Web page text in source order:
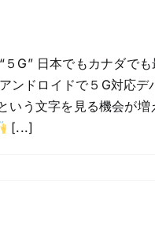
“５G” 日本でもカナダで
ンドロイドで５G対応
いう文字を見る機会が
[...]